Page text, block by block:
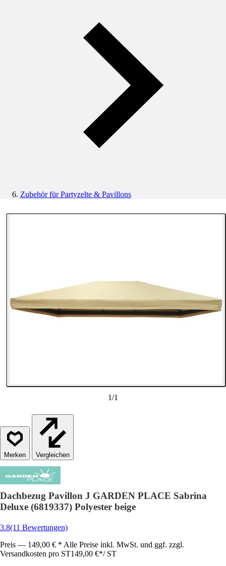
Zubehör für Partyzelte & Pavillons
1/1
Vergleichen
Dachbezug Pavillon J GARDEN PLACE Sabrina
Deluxe (6819337) Polyester beige
3.8(11 Bewertungen)
Preis — 149,00 € * Alle Preise inkl. MwSt. und ggf. zzgl.
Versandkosten pro ST149,00 €*/ ST